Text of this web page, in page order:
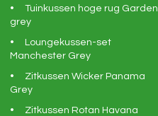
Tuinkussen hoge rug Garden
grey
Loungekussen-set
Manchester Grey
Zitkussen Wicker Panama
Grey
Zitkussen Rotan Havana